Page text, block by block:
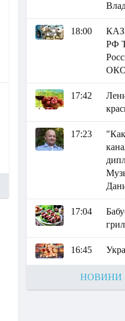
18:00
РФ
17:42
17:23
17:04
16:45
НОВИНИ